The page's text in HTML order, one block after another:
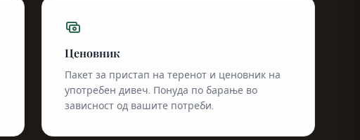
Ценовник
Пакет за пристап на теренот и ценовник на
употребен дивеч. Понуда по барање во
зависност од вашите потреби.